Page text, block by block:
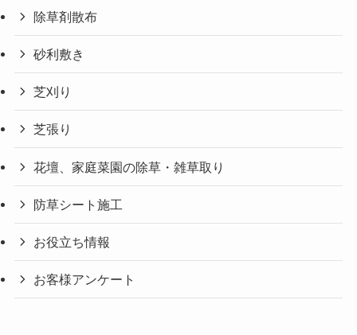
除草剤散布
砂利敷き
芝刈り
芝張り
花壇、家庭菜園の除草・雑草取り
防草シート施工
お役立ち情報
お客様アンケート